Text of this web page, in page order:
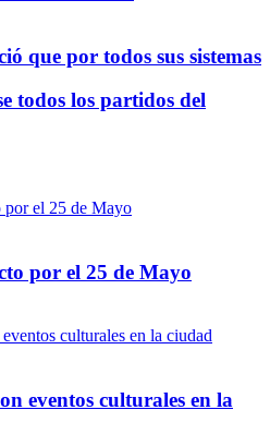
que por todos sus sistemas
todos los partidos del
por el 25 de Mayo
eventos culturales en la